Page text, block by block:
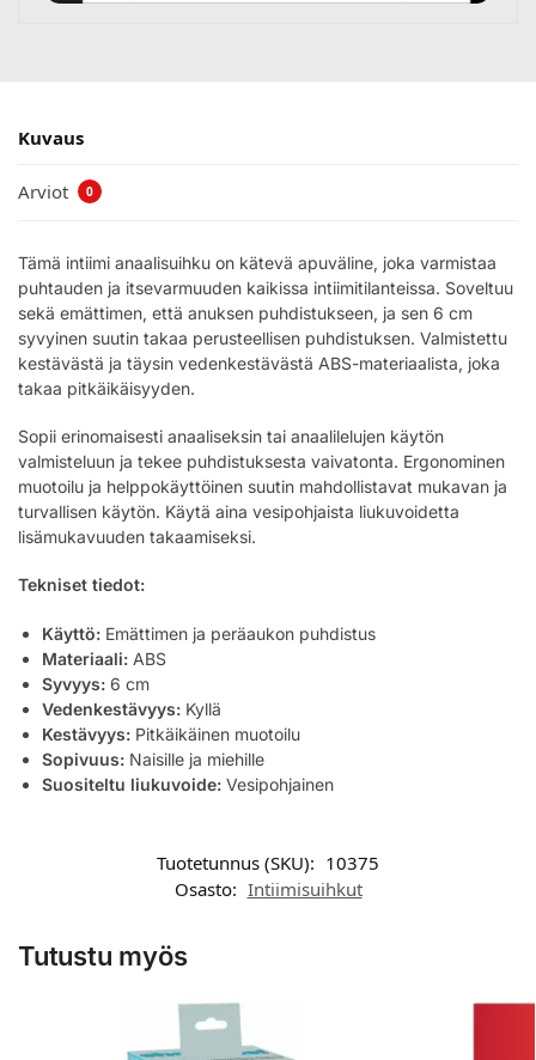
Kuvaus
Arviot 0
Tämä intiimi anaalisuihku on kätevä apuväline, joka varmistaa
puhtauden ja itsevarmuuden kaikissa intiimitilanteissa. Soveltuu
sekä emättimen, että anuksen puhdistukseen, ja sen 6 cm
syvyinen suutin takaa perusteellisen puhdistuksen. Valmistettu
kestävästä ja täysin vedenkestävästä ABS-materiaalista, joka
takaa pitkäikäisyyden.
Sopii erinomaisesti anaaliseksin tai anaalilelujen käytön
valmisteluun ja tekee puhdistuksesta vaivatonta. Ergonominen
muotoilu ja helppokäyttöinen suutin mahdollistavat mukavan ja
turvallisen käytön. Käytä aina vesipohjaista liukuvoidetta
lisämukavuuden takaamiseksi.
Tekniset tiedot:
Käyttö: Emättimen ja peräaukon puhdistus
Materiaali: ABS
Syvyys: 6 cm
Vedenkestävyys: Kyllä
Kestävyys: Pitkäikäinen muotoilu
Sopivuus: Naisille ja miehille
Suositeltu liukuvoide: Vesipohjainen
Tuotetunnus (SKU): 10375
Osasto: Intiimisuihkut
Tutustu myös